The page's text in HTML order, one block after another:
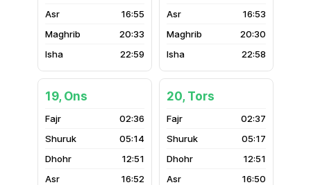
16:55
20:33
22:59
16:53
20:30
22:58
19, Ons
02:36
05:14
12:51
16:52
20, Tors
02:37
05:17
12:51
16:50